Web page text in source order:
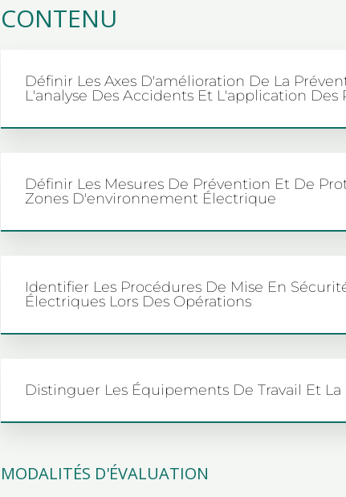
CONTENU
Définir Les Axes D'amélioration De La
L'analyse Des Accidents Et L'application
Définir Les Mesures De Prévention Et De
Zones D'environnement Électrique
Identifier Les Procédures De Mise En
Électriques Lors Des Opérations
Distinguer Les Équipements De Travail Et
MODALITÉS D'ÉVALUATION